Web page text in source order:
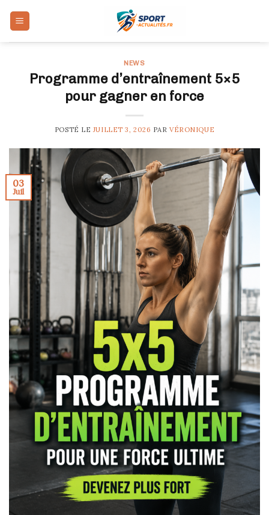
NEWS
Programme d’entraînement 5×5
pour gagner en force
POSTÉ LE JUILLET 3, 2026 PARVÉRONIQUE
03
Juil